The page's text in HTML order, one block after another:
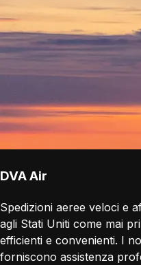
DVA Air
Spedizioni aeree veloci e
agli Stati Uniti come mai
efficienti e convenienti. I
forniscono assistenza